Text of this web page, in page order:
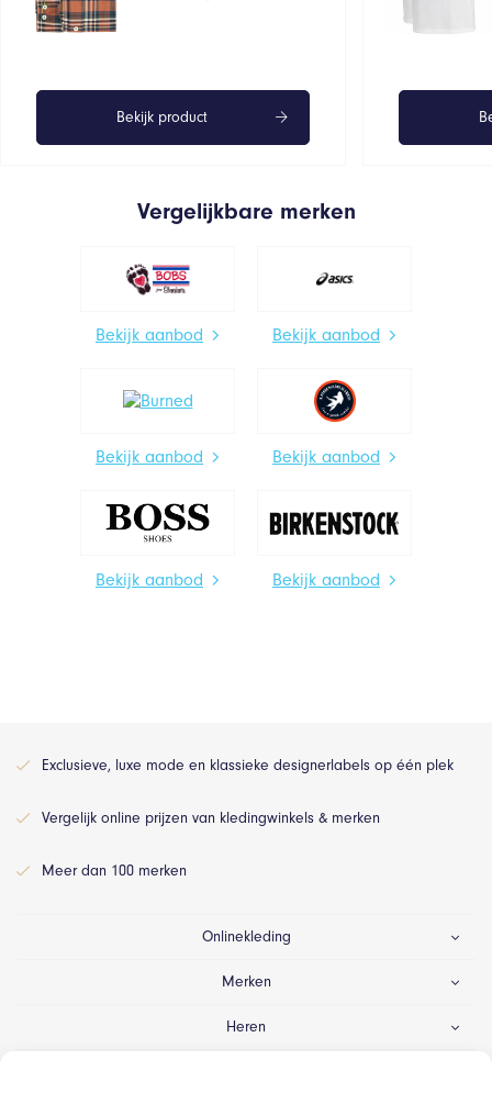
Bekijk product
Vergelijkbare merken
Bekijk aanbod Bekijk aanbod
Bekijk aanbod Bekijk aanbod
Bekijk aanbod Bekijk aanbod
Exclusieve, luxe mode en klassieke designerlabels op één plek
Vergelijk online prijzen van kledingwinkels & merken
Meer dan 100 merken
Onlinekleding
Merken
Heren